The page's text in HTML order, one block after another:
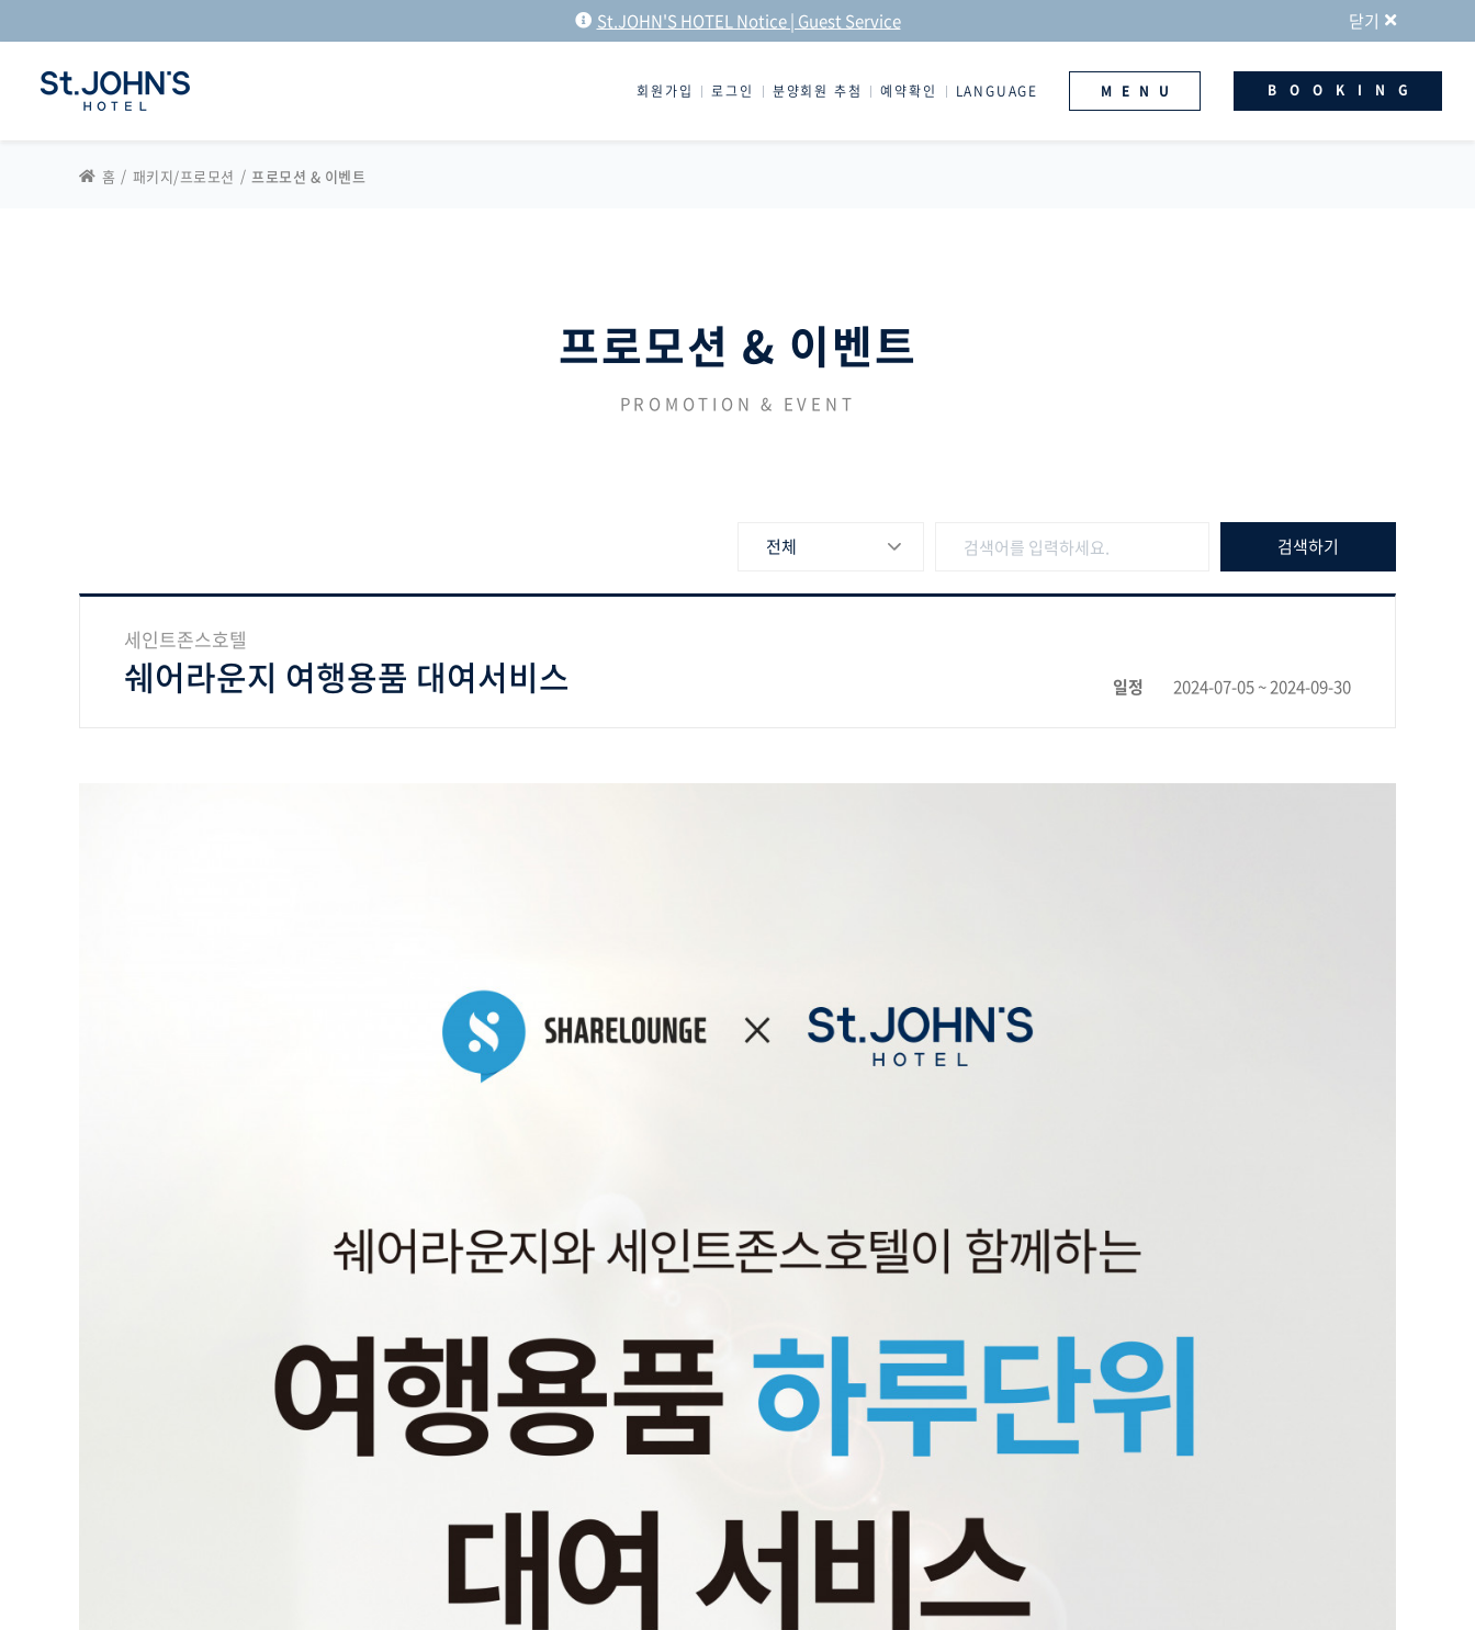
St.JOHN'S HOTEL Notice | Guest Service 닫기
회원가입 로그인 분양회원 추첨 예약확인 LANGUAGE MENU BOOKING
홈 패키지/프로모션 프로모션 & 이벤트
프로모션 & 이벤트
PROMOTION & EVENT
전체
세인트존스호텔
쉐어라운지 여행용품 대여서비스 일정 2024-07-05 ~ 2024-09-30